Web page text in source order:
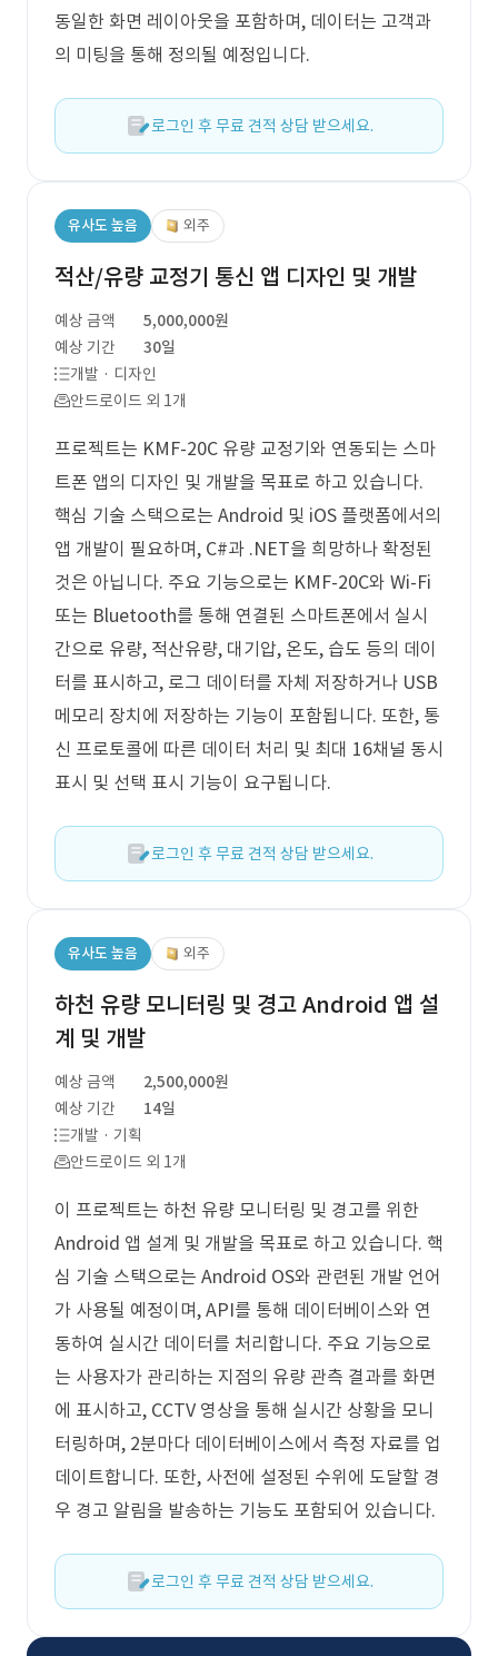
동일한 화면 레이아웃을 포함하며, 데이터는 고객과
의 미팅을 통해 정의될 예정입니다.
로그인 후 무료 견적 상담 받으세요.
유사도 높음 외주
적산/유량 교정기 통신 앱 디자인 및 개발
예상 금액
5,000,000원
예상 기간
30일
개발 · 디자인
안드로이드 외 1개
프로젝트는 KMF-20C 유량 교정기와 연동되는 스마
트폰 앱의 디자인 및 개발을 목표로 하고 있습니다.
핵심 기술 스택으로는 Android 및 iOS 플랫폼에서의
앱 개발이 필요하며, C#과 .NET을 희망하나 확정된
것은 아닙니다. 주요 기능으로는 KMF-20C와 Wi-Fi
또는 Bluetooth를 통해 연결된 스마트폰에서 실시
간으로 유량, 적산유량, 대기압, 온도, 습도 등의 데이
터를 표시하고, 로그 데이터를 자체 저장하거나 USB
메모리 장치에 저장하는 기능이 포함됩니다. 또한, 통
신 프로토콜에 따른 데이터 처리 및 최대 16채널 동시
표시 및 선택 표시 기능이 요구됩니다.
로그인 후 무료 견적 상담 받으세요.
유사도 높음 외주
하천 유량 모니터링 및 경고 Android 앱 설
계 및 개발
예상 금액
2,500,000원
예상 기간
14일
개발 · 기획
안드로이드 외 1개
이 프로젝트는 하천 유량 모니터링 및 경고를 위한
Android 앱 설계 및 개발을 목표로 하고 있습니다. 핵
심 기술 스택으로는 Android OS와 관련된 개발 언어
가 사용될 예정이며, API를 통해 데이터베이스와 연
동하여 실시간 데이터를 처리합니다. 주요 기능으로
는 사용자가 관리하는 지점의 유량 관측 결과를 화면
에 표시하고, CCTV 영상을 통해 실시간 상황을 모니
터링하며, 2분마다 데이터베이스에서 측정 자료를 업
데이트합니다. 또한, 사전에 설정된 수위에 도달할 경
우 경고 알림을 발송하는 기능도 포함되어 있습니다.
로그인 후 무료 견적 상담 받으세요.